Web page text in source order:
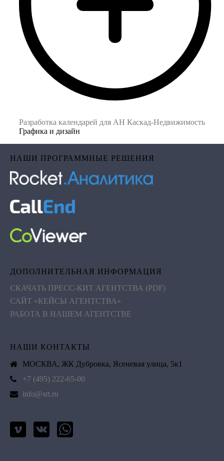
Разработка календарей для АН Каскад-Недвижимость
Графика и дизайн
НАШИ ПРОГРАММНЫЕ РЕШЕНИЯ
ДОПОЛНИТЕЛЬНАЯ ИНФОРМАЦИЯ
СКАЧАТЬ ПРЕСС-КИТ АГЕНТСТВА (PDF)
САЙТ «КЕЙСЫ АГЕНТСТВА»
РАБОТА В НАШЕМ АГЕНТСТВЕ
НАШИ КОНТАКТЫ
МОСКВА, ЖК Дубровка, Ясеневая улица, 5к1
+7 (495) 222-65-00
info@srt.ru